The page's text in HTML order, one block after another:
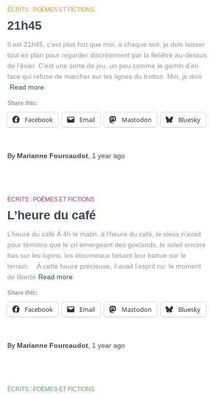
ÉCRITS : POÈMES ET FICTIONS
21h45
Il est 21h45, c’est plus fort que moi, à chaque soir, je dois laisser
tout en plan pour regarder discrètement par la fenêtre au-dessus
de l’évier. C’est une sorte de jeu, un peu comme le gamin d’en
face qui refuse de marcher sur les lignes du trottoir. Moi, je dois
Read more
Share this:
Facebook Email Mastodon Bluesky
By Marianne Fourcaudot, 1 year ago
ÉCRITS : POÈMES ET FICTIONS
L’heure du café
L’heure du café À 4h le matin, à l’heure du café, le vieux n’avait
pour témoins que le cri émergeant des goélands, le soleil encore
bas sur les lupins, les étourneaux faisant leur battue sur le
terrain. À cette heure précieuse, il avait l’esprit nu: le moment
de liberté Read more
Share this:
Facebook Email Mastodon Bluesky
By Marianne Fourcaudot, 1 year ago
ÉCRITS : POÈMES ET FICTIONS